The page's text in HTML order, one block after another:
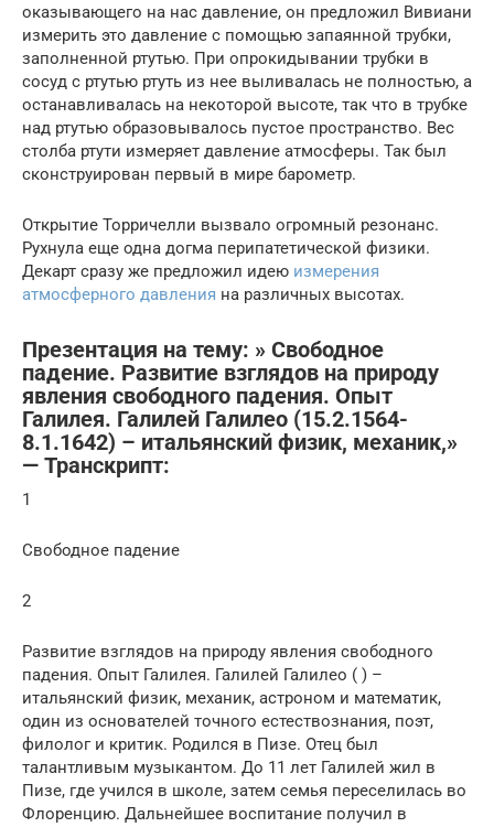
оказывающего на нас давление, он предложил Вивиани
измерить это давление с помощью запаянной трубки,
заполненной ртутью. При опрокидывании трубки в
сосуд с ртутью ртуть из нее выливалась не полностью, а
останавливалась на некоторой высоте, так что в трубке
над ртутью образовывалось пустое пространство. Вес
столба ртути измеряет давление атмосферы. Так был
сконструирован первый в мире барометр.
Открытие Торричелли вызвало огромный резонанс.
Рухнула еще одна догма перипатетической физики.
Декарт сразу же предложил идею измерения
атмосферного давления на различных высотах.
Презентация на тему: » Свободное
падение. Развитие взглядов на природу
явления свободного падения. Опыт
Галилея. Галилей Галилео (15.2.1564-
8.1.1642) – итальянский физик, механик,»
— Транскрипт:
1
Свободное падение
2
Развитие взглядов на природу явления свободного
падения. Опыт Галилея. Галилей Галилео ( ) –
итальянский физик, механик, астроном и математик,
один из основателей точного естествознания, поэт,
филолог и критик. Родился в Пизе. Отец был
талантливым музыкантом. До 11 лет Галилей жил в
Пизе, где учился в школе, затем семья переселилась во
Флоренцию. Дальнейшее воспитание получил в